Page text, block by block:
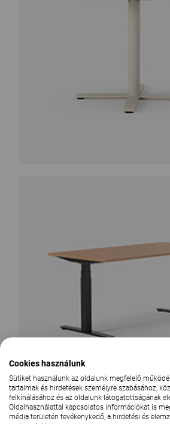
Cookies használunk
Sütiket használunk az oldalunk megfelelő
tartalmak és hirdetések személyre szabásához,
felkínálásához és az oldalunk látogatottságának
Oldalhasználattal kapcsolatos információkat is
média területén tevékenykedő, a hirdetési és